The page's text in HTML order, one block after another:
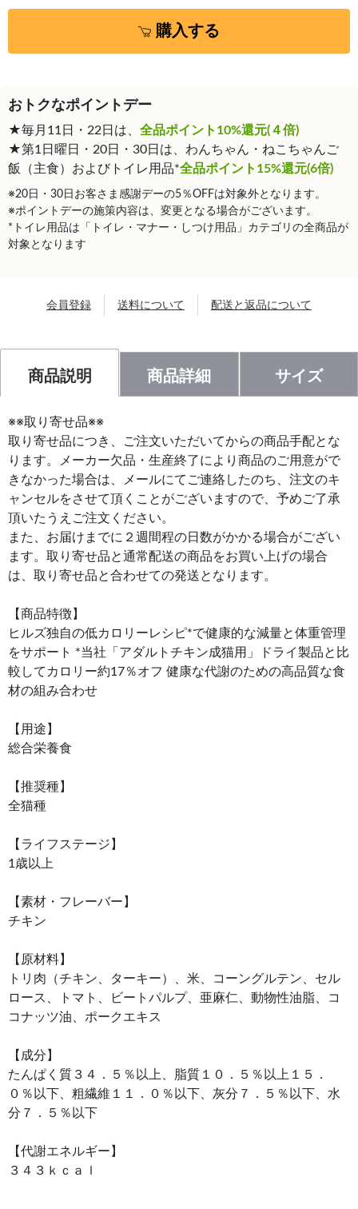
購入する
おトクなポイントデー
★毎月11日・22日は、 全品ポイント10%還元(４倍)
★第1日曜日・20日・30日は、わんちゃん・ねこちゃんご
飯（主食）およびトイレ用品*全品ポイント15%還元(6倍)
※20日・30日お客さま感謝デーの5％OFFは対象外となります。
※ポイントデーの施策内容は、変更となる場合がございます。
*トイレ用品は「トイレ・マナー・しつけ用品」カテゴリの全商品が
対象となります
会員登録 送料について 配送と返品について
商品説明 商品詳細 サイズ
※※取り寄せ品※※
取り寄せ品につき、ご注文いただいてからの商品手配とな
ります。メーカー欠品・生産終了により商品のご用意がで
きなかった場合は、メールにてご連絡したのち、注文のキ
ャンセルをさせて頂くことがございますので、予めご了承
頂いたうえご注文ください。
また、お届けまでに２週間程の日数がかかる場合がござい
ます。取り寄せ品と通常配送の商品をお買い上げの場合
は、取り寄せ品と合わせての発送となります。
【商品特徴】
ヒルズ独自の低カロリーレシピ*で健康的な減量と体重管理
をサポート *当社「アダルトチキン成猫用」ドライ製品と比
較してカロリー約17％オフ 健康な代謝のための高品質な食
材の組み合わせ
【用途】
総合栄養食
【推奨種】
全猫種
【ライフステージ】
1歳以上
【素材・フレーバー】
チキン
【原材料】
トリ肉（チキン、ターキー）、米、コーングルテン、セル
ロース、トマト、ビートパルプ、亜麻仁、動物性油脂、コ
コナッツ油、ポークエキス
【成分】
たんぱく質３４．５％以上、脂質１０．５％以上１５．
０％以下、粗繊維１１．０％以下、灰分７．５％以下、水
分７．５％以下
【代謝エネルギー】
３４３ｋｃａｌ